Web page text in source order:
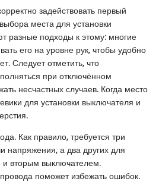
задействовать первый
места для установки
разные подходы к этому: многие
его на уровне рук, чтобы удобно
Следует отметить, что
при отключённом
несчастных случаев. Когда место
для установки выключателя и
Как правило, требуется три
напряжения, а два других для
вторым выключателем.
поможет избежать ошибок.